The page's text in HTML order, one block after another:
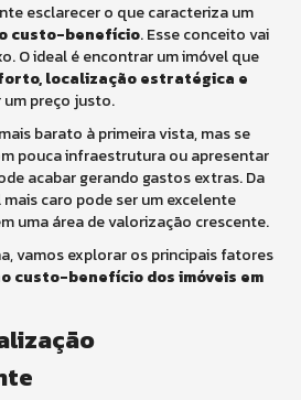
esclarecer o que caracteriza um
custo-benefício. Esse conceito vai
O ideal é encontrar um imóvel que
localização estratégica e
um preço justo.
barato à primeira vista, mas se
pouca infraestrutura ou apresentar
acabar gerando gastos extras. Da
caro pode ser um excelente
uma área de valorização crescente.
vamos explorar os principais fatores
custo-benefício dos imóveis em